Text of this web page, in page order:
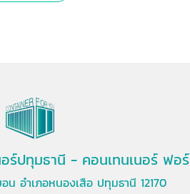
ร์ปทุมธานี - คอนเทนเนอร์ ฟอ
อำเภอหนองเสือ ปทุมธานี 12170